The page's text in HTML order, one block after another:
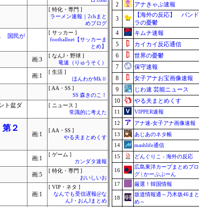
[ 特化・専門 ]
ラーメン速報｜2chまと
めブログ
国民が
[ サッカー ]
footballnet【サッカーま
とめ】
画:3
[ なんJ・野球 ]
竜速（りゅうそく）
画:1
[ 生活 ]
ほんわかMkⅡ
[ AA・SS ]
SS 森きのこ！
ト盆ダ
[ ニュース ]
常識的に考えた
２
画:1
[ AA・SS ]
やる夫まとめくす
画:1
[ ゲーム ]
カンダタ速報
画:5
[ 特化・専門 ]
おいしいお
画:1
[ VIP・ネタ ]
なんでも受信遅報@な
んJ・おんJまとめ
2
アナきゃぷ速報
3
【海外の反応】 パンド
ラの憂鬱
4
キムチ速報
5
カイカイ反応通信
6
世界の憂鬱
7
保守速報
8
女子アナお宝画像速報
9
じわ速 芸能ニュース
10
やる夫まとめくす
11
VIPPER速報
12
アナ速‐女子アナ画像速報
13
あじあのネタ帳
14
mashlife通信
15
どんぐりこ - 海外の反応
16
広島東洋カープまとめブロ
グ | かーぷぶーん
17
厳選！韓国情報
18
坂道情報通～乃木坂46まと
め～